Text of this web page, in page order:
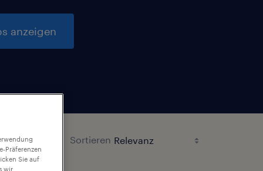
anzeigen
Sortieren
Präferenzen
Sie auf
wir